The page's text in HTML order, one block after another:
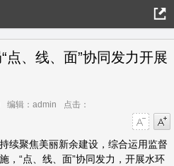
点、线、面”协同发力开展
编辑：admin
点击：
续聚焦美丽新余建设，综合运用监督
，“点、线、面”协同发力，开展水环